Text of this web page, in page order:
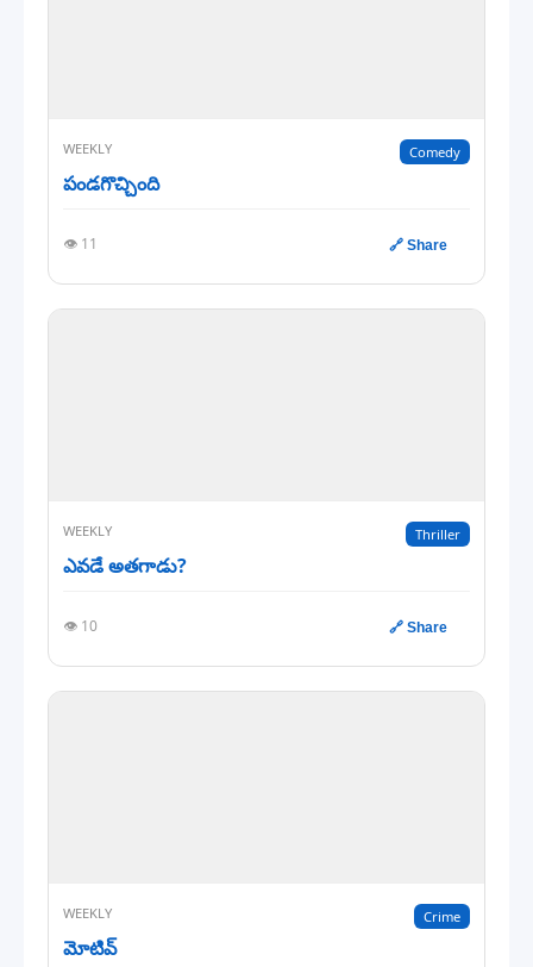
WEEKLY Comedy
పండగొచ్చింది
👁️ 11 🔗 Share
WEEKLY Thriller
ఎవడే అతగాడు?
👁️ 10 🔗 Share
WEEKLY Crime
మోటివ్